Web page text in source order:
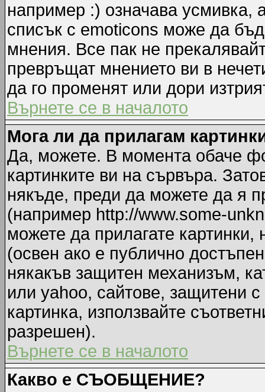
например :) означава усмивка,
списък с emoticons може да
мнения. Все пак не
превръщат мнението ви в
да го променят или дори
Върнете се в началото
Мога ли да прилагам
Да, можете. В момента обаче
картинките ви на сървъра.
някъде, преди да можете да я
(например http://www.some-
можете да прилагате
(освен ако е публично
някакъв защитен механизъм,
или yahoo, сайтове, защитени
картинка, използвайте
разрешен).
Върнете се в началото
Какво е СЪОБЩЕНИЕ?